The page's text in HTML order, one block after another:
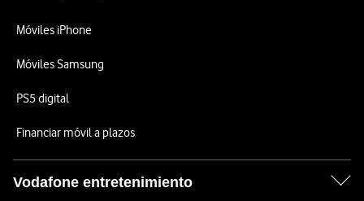
Móviles iPhone
Móviles Samsung
PS5 digital
Financiar móvil a plazos
Vodafone entretenimiento